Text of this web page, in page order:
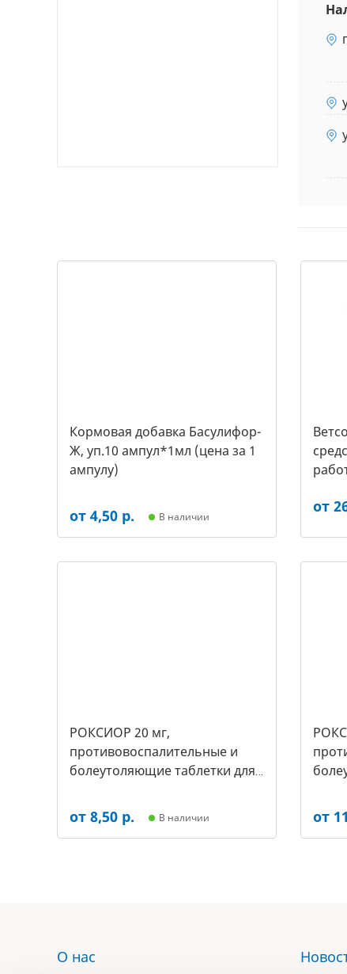
Кормовая добавка Басулифор-
Ж, уп.10 ампул*1мл (цена за 1
ампулу)
от 4,50 р. В наличии
от
РОКСИОР 20 мг,
противовоспалительные и
болеутоляющие таблетки для
таб) (арт-5497
от 8,50 р. В наличии
таб)
от
О нас